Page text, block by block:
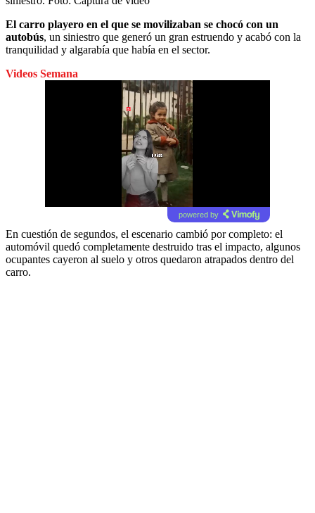
El carro playero en el que se movilizaban se chocó con un
autobús, un siniestro que generó un gran estruendo y acabó con la
tranquilidad y algarabía que había en el sector.
Videos Semana
powered by
En cuestión de segundos, el escenario cambió por completo: el
automóvil quedó completamente destruido tras el impacto, algunos
ocupantes cayeron al suelo y otros quedaron atrapados dentro del
carro.